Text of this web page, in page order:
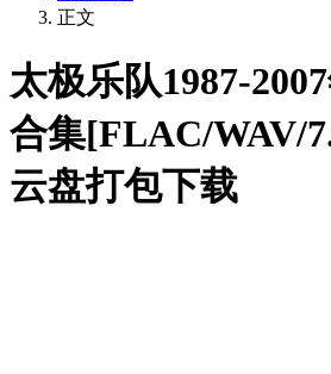
正文
太极乐队1987-
合集[FLAC/WAV/
云盘打包下载